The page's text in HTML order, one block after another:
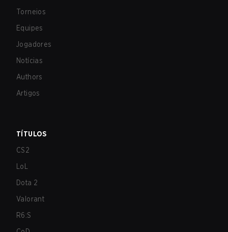
Torneios
Equipes
Jogadores
Notícias
Authors
Artigos
TÍTULOS
CS2
LoL
Dota 2
Valorant
R6:S